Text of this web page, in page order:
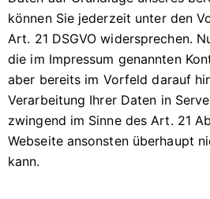
können Sie jederzeit unter den
Art. 21 DSGVO widersprechen.
die im Impressum genannten
aber bereits im Vorfeld darauf
Verarbeitung Ihrer Daten in
zwingend im Sinne des Art. 21
Webseite ansonsten überhaupt
kann.